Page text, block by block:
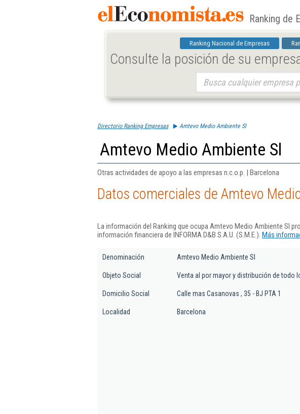
Ranking de
Ranking Nacional de Empresas
Consulte la posición de su
Directorio Ranking Empresas Amtevo Medio Ambiente Sl
Amtevo Medio Ambiente Sl
Otras actividades de apoyo a las empresas n.c.o.p. | Barcelona
Datos comerciales de Amtevo
La información del Ranking que ocupa Amtevo Medio Ambiente Sl
información financiera de INFORMA D&B S.A.U. (S.M.E.). Más
Denominación Amtevo Medio Ambiente Sl
Objeto Social Venta al por mayor y distribución de todo
Domicilio Social Calle mas Casanovas , 35 - BJ PTA 1
Localidad Barcelona